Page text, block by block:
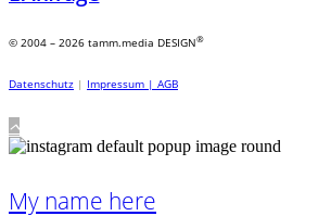
© 2004 – 2026 tamm.media DESIGN®
Datenschutz | Impressum | AGB
My name here